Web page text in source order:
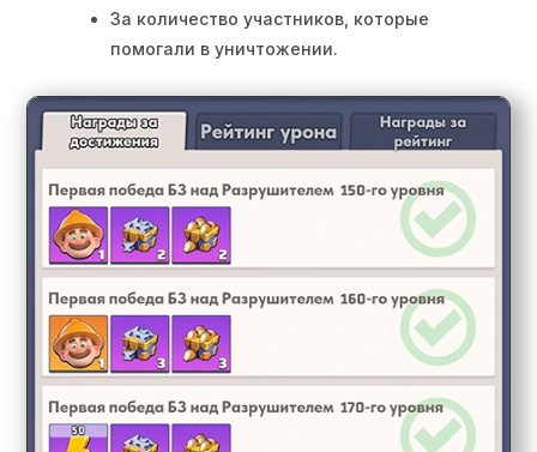
За количество участников, которые
помогали в уничтожении.